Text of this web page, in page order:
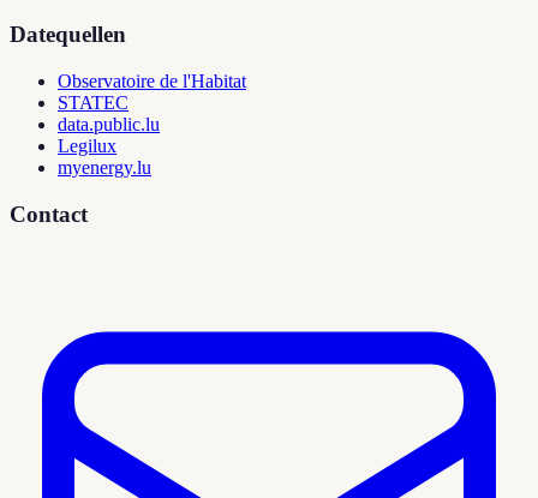
Datequellen
Observatoire de l'Habitat
STATEC
data.public.lu
Legilux
myenergy.lu
Contact